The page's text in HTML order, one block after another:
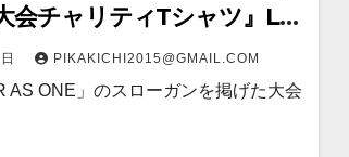
会チャリティTシャツ』L
PIKAKICHI2015@GMAIL.COM
AS ONE」のスローガンを掲げた大会